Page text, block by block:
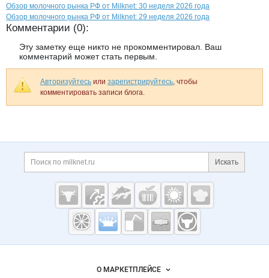
Обзор молочного рынка РФ от Milknet: 30 неделя 2026 года
Обзор молочного рынка РФ от Milknet: 29 неделя 2026 года
Комментарии (0):
Эту заметку еще никто не прокомментировал. Ваш
комментарий может стать первым.
Авторизуйтесь или зарегистрируйтесь, чтобы
комментировать записи блога.
Дополнительная информация
Поиск по сайту и
Искать
Cсылки на полезные проекты
Молочная
промышленность
Milknet.ru
Важные разделы и контакты
Навигация по сайтуО МАРКЕТПЛЕЙСЕ